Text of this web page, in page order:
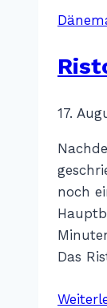
Von
17.
noch
Das